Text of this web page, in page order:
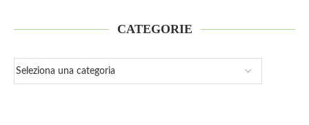
CATEGORIE